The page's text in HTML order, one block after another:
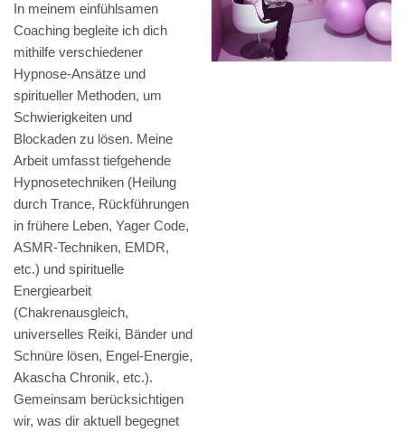
In meinem einfühlsamen
Coaching begleite ich dich
mithilfe verschiedener
Hypnose-Ansätze und
spiritueller Methoden, um
Schwierigkeiten und
Blockaden zu lösen. Meine
Arbeit umfasst tiefgehende
Hypnosetechniken (Heilung
durch Trance, Rückführungen
in frühere Leben, Yager Code,
ASMR-Techniken, EMDR,
etc.) und spirituelle
Energiearbeit
(Chakrenausgleich,
universelles Reiki, Bänder und
Schnüre lösen, Engel-Energie,
Akascha Chronik, etc.).
Gemeinsam berücksichtigen
wir, was dir aktuell begegnet